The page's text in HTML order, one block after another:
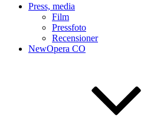
Press, media
Film
Pressfoto
Recensioner
NewOpera CO